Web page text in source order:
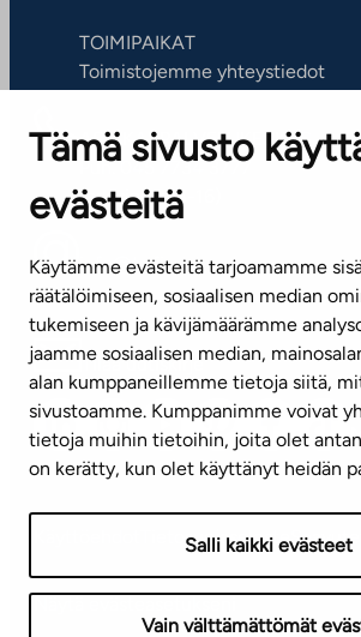
Tämä sivusto
evästeitä
Käytämme evästeitä tarjoamamme
räätälöimiseen, sosiaalisen median
tukemiseen ja kävijämäärämme
jaamme sosiaalisen median,
alan kumppaneillemme tietoja siitä,
sivustoamme. Kumppanimme voivat
tietoja muihin tietoihin, joita olet
on kerätty, kun olet käyttänyt heidän
Salli kaikki evästeet
Vain välttämättömät
TOIMIPAIKAT
Toimistojemme yhteystiedot
ASIAKASPALVELUKESKUS
Puh. 045 7734 3777
(arkisin klo 8-16)
info@ta.fi
Tilaa uutiskirje
Tietosuojaseloste